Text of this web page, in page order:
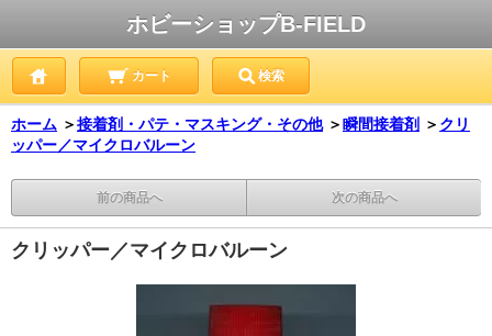
ホビーショップB-FIELD
カート 検索
ホーム ＞接着剤・パテ・マスキング・その他 ＞瞬間接着剤 ＞ クリ
ッパー／マイクロバルーン
前の商品へ 次の商品へ
クリッパー／マイクロバルーン